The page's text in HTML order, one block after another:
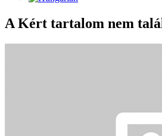
A Kért tartalom nem